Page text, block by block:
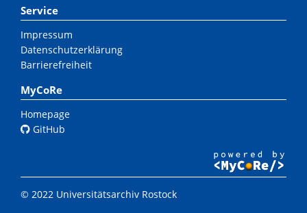
Service
Impressum
Datenschutzerklärung
Barrierefreiheit
MyCoRe
Homepage
GitHub
© 2022 Universitätsarchiv Rostock